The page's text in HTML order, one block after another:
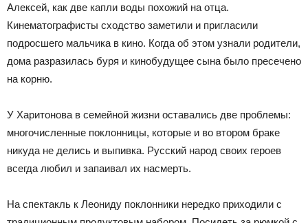
Алексей, как две капли воды похожий на отца.
Кинематографисты сходство заметили и пригласили
подросшего мальчика в кино. Когда об этом узнали родители,
дома разразилась буря и кинобудущее сына было пресечено
на корню.
У Харитонова в семейной жизни оставались две проблемы:
многочисленные поклонницы, которые и во втором браке
никуда не делись и выпивка. Русский народ своих героев
всегда любил и запаивал их насмерть.
На спектакль к Леониду поклонники нередко приходили с